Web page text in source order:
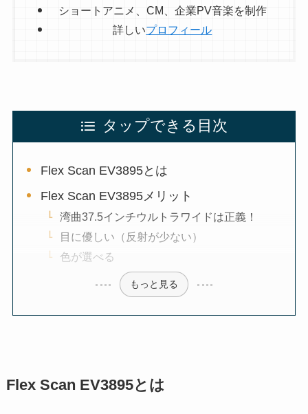
ショートアニメ、CM、企業PV音楽を制作
詳しいプロフィール
タップできる目次
Flex Scan EV3895とは
Flex Scan EV3895メリット
湾曲37.5インチウルトラワイドは正義！
目に優しい（反射が少ない）
色が選べる
もっと見る
Flex Scan EV3895とは